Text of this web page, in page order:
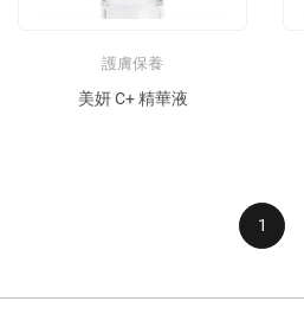
護膚保養
美妍 C+ 精華液
1